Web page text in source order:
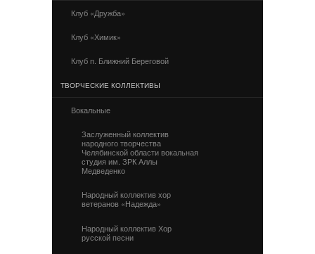
Клуб «Дружба»
Клуб «Химик»
Клуб п. Ближний Береговой
ТВОРЧЕСКИЕ КОЛЛЕКТИВЫ
Вокальные
Заслуженный коллектив
народного творчества
Челябинской области вокальная
студия им. ЗРК Аллы
Медведенко
Народный коллектив хор
ветеранов «Надежда»
Народный коллектив Хор
русской песни